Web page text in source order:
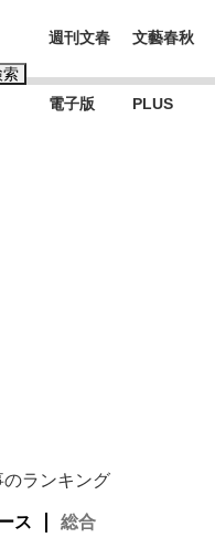
索
週刊文春
電子版
文藝春秋
PLUS
のランキング
ス 総合